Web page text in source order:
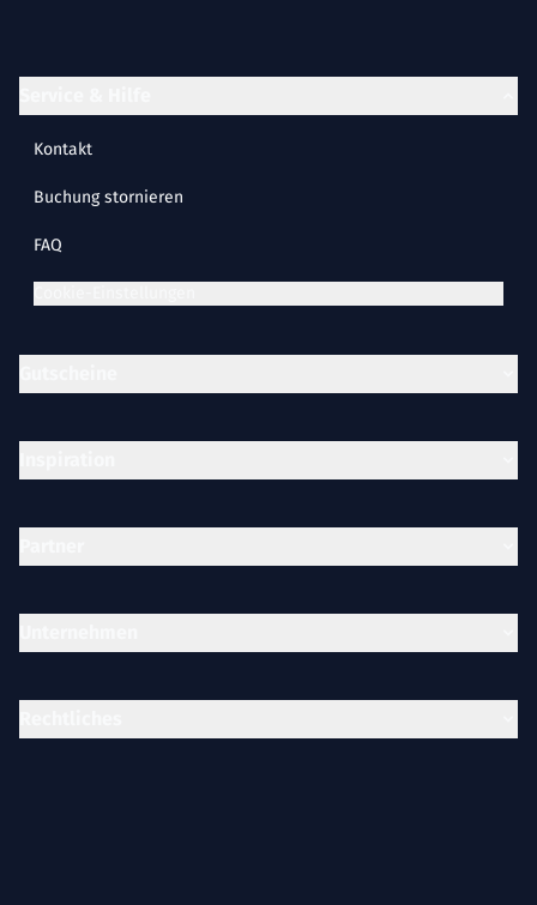
Kontakt
Buchung stornieren
FAQ